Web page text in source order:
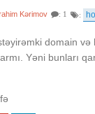
Kərimov : 1 :
domain
Yəni bunları